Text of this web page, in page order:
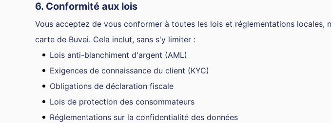
6. Conformité aux lois
Vous acceptez de vous conformer à toutes les lois et réglementations
carte de Buvei. Cela inclut, sans s'y limiter :
Lois anti-blanchiment d'argent (AML)
Exigences de connaissance du client (KYC)
Obligations de déclaration fiscale
Lois de protection des consommateurs
Réglementations sur la confidentialité des données